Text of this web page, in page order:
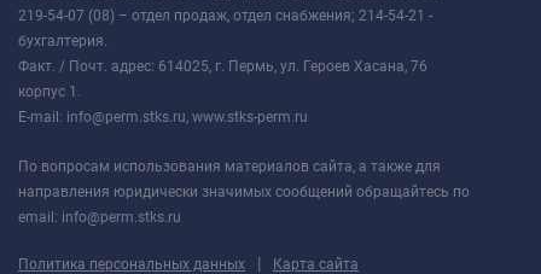
219-54-07 (08) – отдел продаж, отдел снабжения; 214-54-21 -
бухгалтерия.
Факт. / Почт. адрес: 614025, г. Пермь, ул. Героев Хасана, 76
корпус 1.
E-mail: info@perm.stks.ru, www.stks-perm.ru
По вопросам использования материалов сайта, а также для
направления юридически значимых сообщений обращайтесь по
email: info@perm.stks.ru
Политика персональных данных | Карта сайта